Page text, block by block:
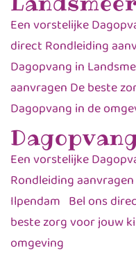
Ons beleid
Hofnieuws
Een vorstelijke
direct Rondleiding
Dagopvang in
aanvragen De beste
Dagopvang in de
Een vorstelijke
Rondleiding
Ilpendam Bel ons
beste zorg voor jouw
omgeving